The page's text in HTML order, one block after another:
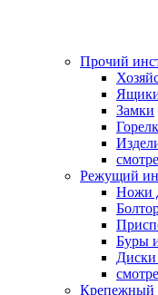
Прочий
Ящики
Замки
Режущий
Ножи
Буры
Диски
Крепежный